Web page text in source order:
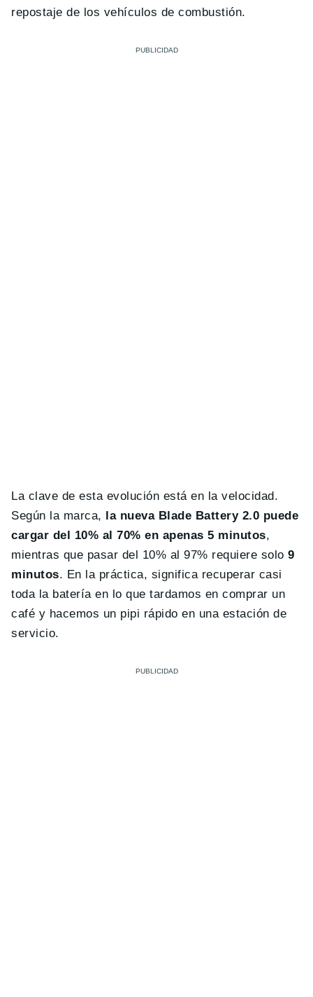
repostaje de los vehículos de combustión.
La clave de esta evolución está en la velocidad.
Según la marca, la nueva Blade Battery 2.0 puede
cargar del 10% al 70% en apenas 5 minutos,
mientras que pasar del 10% al 97% requiere solo9
minutos. En la práctica, significa recuperar casi
toda la batería en lo que tardamos en comprar un
café y hacemos un pipi rápido en una estación de
servicio.